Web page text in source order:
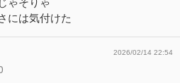
には気付けた
2026/02/14 22:54